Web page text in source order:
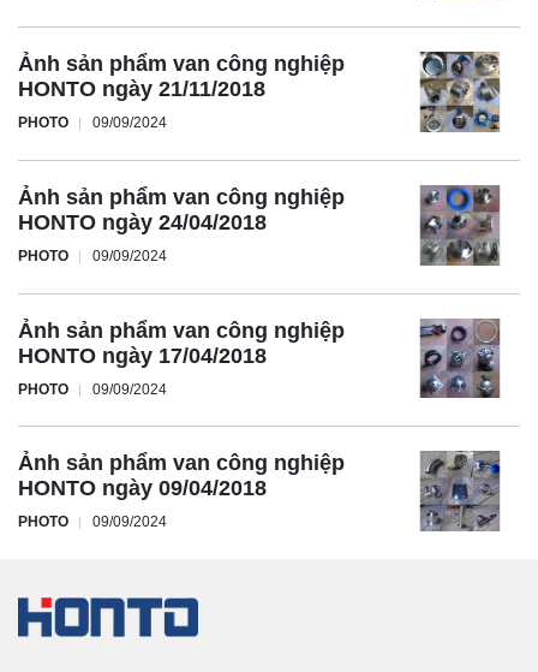
Ảnh sản phẩm van công nghiệp
HONTO ngày 21/11/2018
PHOTO 09/09/2024
Ảnh sản phẩm van công nghiệp
HONTO ngày 24/04/2018
PHOTO 09/09/2024
Ảnh sản phẩm van công nghiệp
HONTO ngày 17/04/2018
PHOTO 09/09/2024
Ảnh sản phẩm van công nghiệp
HONTO ngày 09/04/2018
PHOTO 09/09/2024